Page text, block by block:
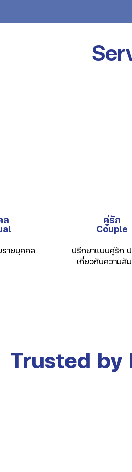
ล
ายบุคคล
คู่รัก
Couple
ปรึกษาแบบคู่รัก ป
เกี่ยวกับความสั
Trusted by